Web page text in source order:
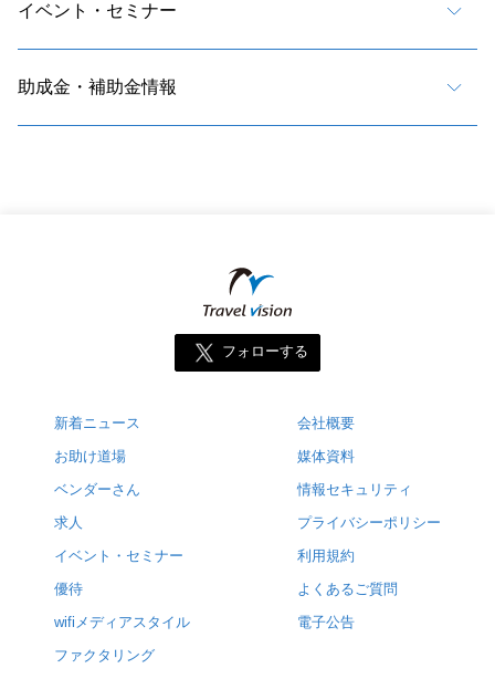
イベント・セミナー
助成金・補助金情報
フォローする
新着ニュース
お助け道場
ベンダーさん
求人
イベント・セミナー
優待
wifiメディアスタイル
ファクタリング
会社概要
媒体資料
情報セキュリティ
プライバシーポリシー
利用規約
よくあるご質問
電子公告